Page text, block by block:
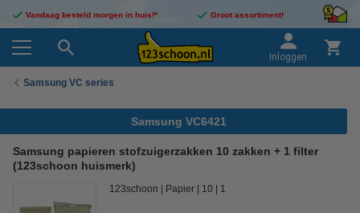
Vandaag besteld morgen in huis!* Groot assortiment!
Inloggen
Samsung VC series
Samsung VC6421
Samsung papieren stofzuigerzakken 10 zakken + 1 filter
(123schoon huismerk)
123schoon Papier 10 1